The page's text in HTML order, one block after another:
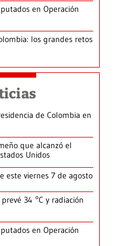
en Operación
los grandes retos
de Colombia en
que alcanzó el
Unidos
este viernes 7 de agosto
34 °C y radiación
en Operación